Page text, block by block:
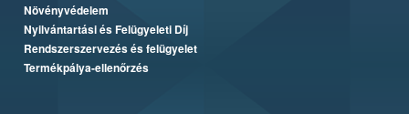
Növényvédelem
Nyilvántartási és Felügyeleti Díj
Rendszerszervezés és felügyelet
Termékpálya-ellenőrzés